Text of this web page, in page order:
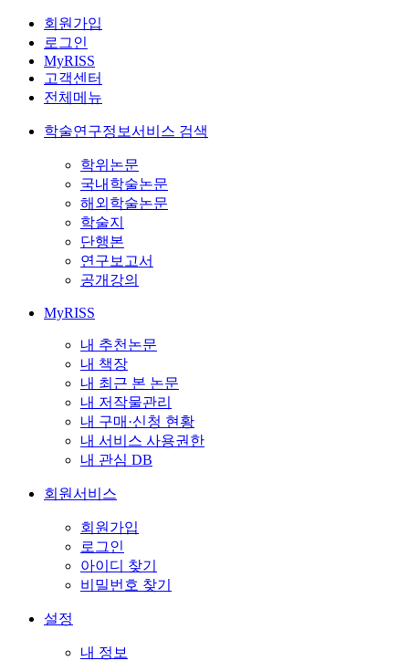
회원가입
로그인
MyRISS
고객센터
전체메뉴
학술연구정보서비스 검색
학위논문
국내학술논문
해외학술논문
학술지
단행본
연구보고서
공개강의
MyRISS
내 추천논문
내 책장
내 최근 본 논문
내 저작물관리
내 구매·신청 현황
내 서비스 사용권한
내 관심 DB
회원서비스
회원가입
로그인
아이디 찾기
비밀번호 찾기
설정
내 정보